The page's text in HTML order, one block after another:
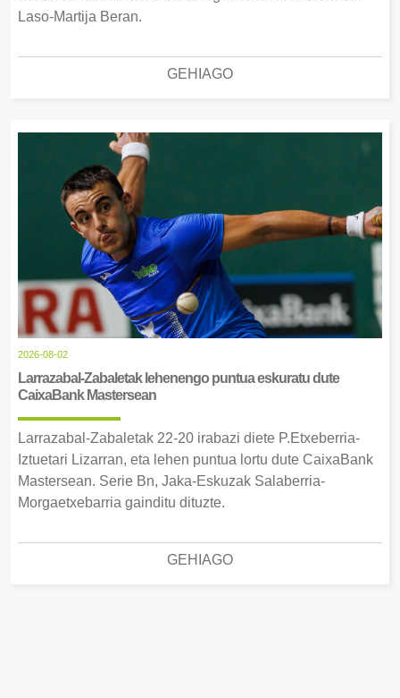
Laso-Martija Beran.
GEHIAGO
2026-08-02
Larrazabal-Zabaletak lehenengo puntua eskuratu dute
CaixaBank Mastersean
Larrazabal-Zabaletak 22-20 irabazi diete P.Etxeberria-
Iztuetari Lizarran, eta lehen puntua lortu dute CaixaBank
Mastersean. Serie Bn, Jaka-Eskuzak Salaberria-
Morgaetxebarria gainditu dituzte.
GEHIAGO